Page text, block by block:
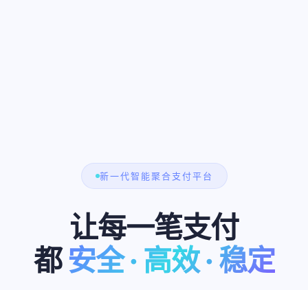
新一代智能聚合支付平台
让每一笔支付
都安全 · 高效 · 稳定